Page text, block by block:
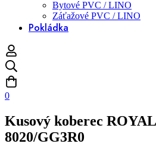
Bytové PVC / LINO
Záťažové PVC / LINO
Pokládka
0
Kusový koberec
8020/GG3R0